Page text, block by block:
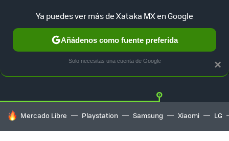
GUÍA DE COMPRAS MERCADO LIBRE
HOY SE HABLA DE
Mercado Libre Playstation Samsung Xiaomi LG
×
Ya puedes ver más de Xataka MX en Google
Añádenos como fuente preferida
Solo necesitas una cuenta de Google